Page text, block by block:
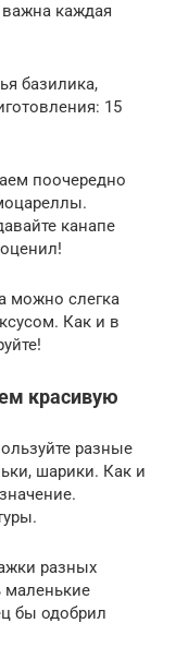
каждая
базилика,
15
поочередно
канапе
можно слегка
Как и в
красивую
разные
шарики. Как и
разных
маленькие
бы одобрил